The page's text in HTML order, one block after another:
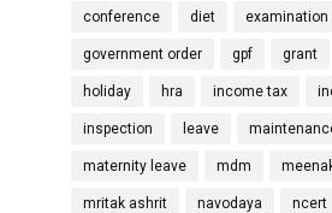
conference diet
government order gpf grant
holiday hra income tax
inspection leave
maternity leave mdm
mritak ashrit navodaya ncert